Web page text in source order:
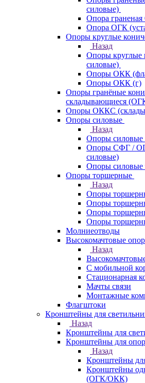
силовые)
Опора
Опора ОГК
Опоры круглые
Назад
Опоры круглые
силовые)
Опоры ОКК
Опоры ОКК (г)
Опоры гранёные
складывающиеся
Опоры ОККС
Опоры силовые
Назад
Опоры силовые
Опоры СФГ /
силовые)
Опоры
Опоры торшерные
Назад
Опоры
Опоры
Опоры
Опоры
Молниеотводы
Высокомачтовые
Назад
С мобильной
Стационарная
Мачты связи
Монтажные
Флагштоки
Кронштейны для
Назад
Кронштейны для
Кронштейны для
Назад
Кронштейны
Кронштейны
(ОГК/ОКК)